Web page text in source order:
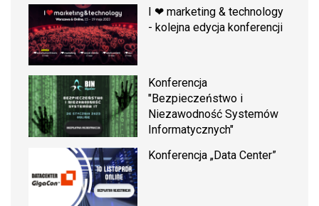
I ❤ marketing & technology
- kolejna edycja konferencji
Konferencja
"Bezpieczeństwo i
Niezawodność Systemów
Informatycznych"
Konferencja „Data Center”